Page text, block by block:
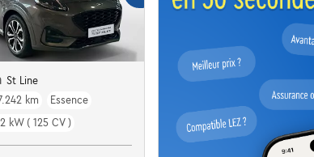
St Line
km
Essence
kW ( 125 CV )